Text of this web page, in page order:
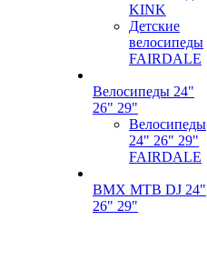
KINK
Детские
велосипеды
FAIRDALE
Велосипеды 24"
26" 29"
Велосипеды
24" 26" 29"
FAIRDALE
BMX MTB DJ 24"
26" 29"